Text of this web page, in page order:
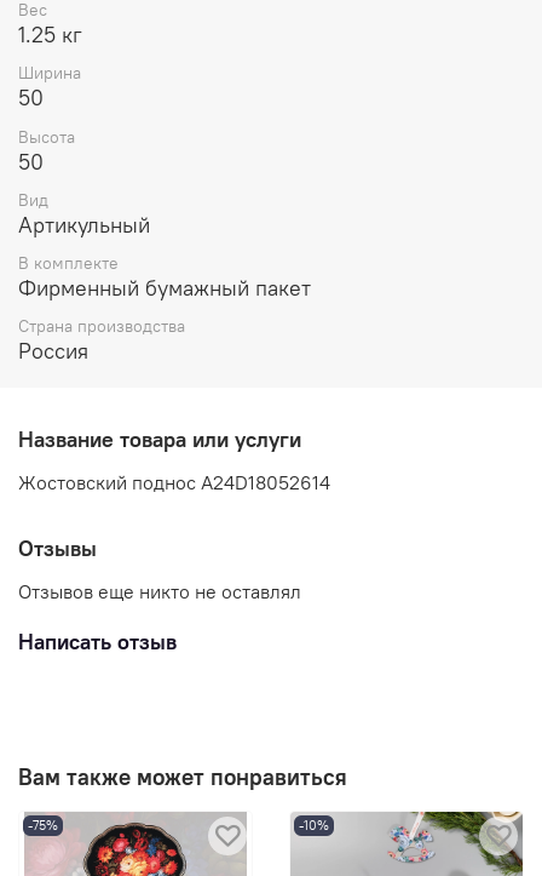
Вес
1.25 кг
Ширина
50
Высота
50
Вид
Артикульный
В комплекте
Фирменный бумажный пакет
Страна производства
Россия
Название товара или услуги
Жостовский поднос A24D18052614
Отзывы
Отзывов еще никто не оставлял
Написать отзыв
Вам также может понравиться
-75% -10%